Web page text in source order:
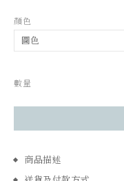
顏色
數量
商品描述